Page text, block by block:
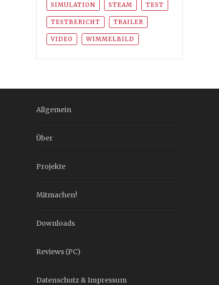
SIMULATION STEAM TEST
TESTBERICHT TRAILER
VIDEO WIMMELBILD
Allgemein
Über
Projekte
Mitmachen!
Downloads
Reviews (PC)
Datenschutz & Impressum